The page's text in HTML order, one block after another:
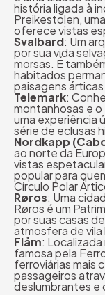
história ligada à
Preikestolen,
oferece vistas
Svalbard: Um
por sua vida
morsas. É
habitados
paisagens árticas
Telemark:
montanhosas e
uma experiência
série de eclusas
Nordkapp
ao norte da
vistas
popular para
Círculo Polar
Røros: Uma
Røros é um
por suas casas
atmosfera de vila
Flåm:
famosa pela
ferroviárias mais
passageiros
deslumbrantes e